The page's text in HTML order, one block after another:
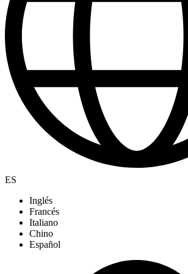
ES
Inglés
Francés
Italiano
Chino
Español